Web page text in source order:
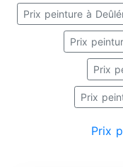
Prix peinture à
Prix
Prix
Prix
Prix